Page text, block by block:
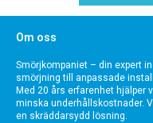
Om oss
Smörjkompaniet – din expert
smörjning till anpassade
Med 20 års erfarenhet hjälper
minska underhållskostnader.
en skräddarsydd lösning.